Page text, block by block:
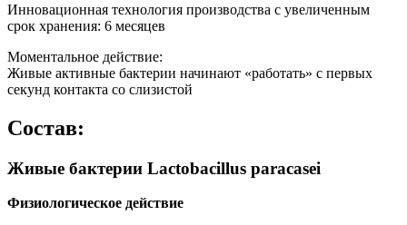
Инновационная технология производства с увеличенным
срок хранения: 6 месяцев
Моментальное действие:
Живые активные бактерии начинают «работать» с первых
секунд контакта со слизистой
Состав:
Живые бактерии Lactobacillus paracasei
Физиологическое действие